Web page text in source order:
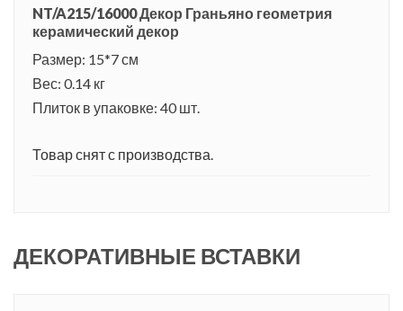
NT/A215/16000 Декор Граньяно геометрия
керамический декор
Размер: 15*7 см
Вес: 0.14 кг
Плиток в упаковке: 40 шт.
Товар снят с производства.
ДЕКОРАТИВНЫЕ ВСТАВКИ